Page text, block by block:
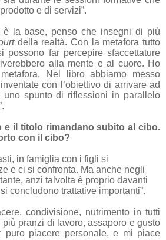
e di servizi”.
è la base, penso che insegni di più
della realtà. Con la metafora tutto
possono far percepire sfaccettature
alla mente e al cuore. Ho
Nel libro abbiamo messo
con l’obiettivo di arrivare ad
uno spunto di riflessioni in parallelo
e il titolo rimandano subito al cibo.
con il cibo?
in famiglia con i figli si
e ci si confronta. Ma anche negli
anzi talvolta è proprio davanti
concludono trattative importanti”.
condivisione, nutrimento in tutti
pranzi di lavoro, assaporo e gusto
piacere personale, e mi piace